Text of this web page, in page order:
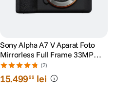
Sony Alpha A7 V Aparat Foto
Mirrorless Full Frame 33MP
Video 4K
(2)
15.49999 lei